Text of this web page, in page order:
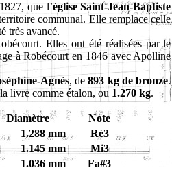
que l’église Saint-Jean-Baptiste
communal. Elle remplace celle
très avancé.
Elles ont été réalisées par le
à Robécourt en 1846 avec Apolline
Agnès, de893 kg de bronze.
livre comme étalon, ou 1.270 kg.
Diamètre
Note
1.288 mm
Ré3
1.145 mm
Mi3
1.036 mm Fa#3